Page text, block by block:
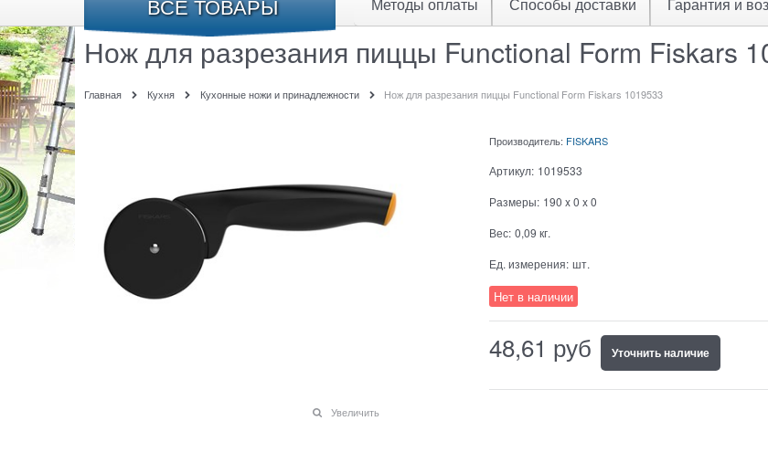
ВСЕ ТОВАРЫ
Нож для разрезания пиццы Functional Form Fiskars
Главная Кухня Кухонные ножи и принадлежности Нож для разрезания пиццы Functional Form Fiskars 1019533
Увеличить
Производитель: FISKARS
Артикул: 1019533
Размеры: 190 x 0 x 0
Вес: 0,09 кг.
Ед. измерения: шт.
Нет в наличии
48,61 руб Уточнить наличие